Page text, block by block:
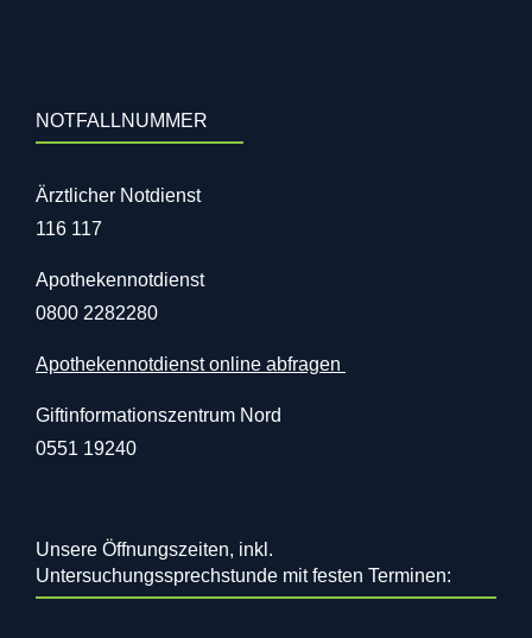
NOTFALLNUMMER
Ärztlicher Notdienst
116 117
Apothekennotdienst
0800 2282280
Apothekennotdienst online abfragen
Giftinformationszentrum Nord
0551 19240
Unsere Öffnungszeiten, inkl.
Untersuchungssprechstunde mit festen Terminen: